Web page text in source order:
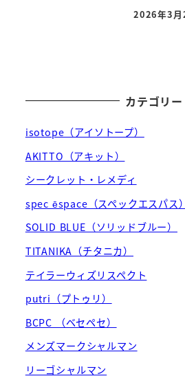
投稿日
2026年3月
カテゴリー
isotope（アイソトープ）
AKITTO（アキット）
シークレット・レメディ
spec ēspace（スペックエスパス）
SOLID BLUE（ソリッドブルー）
TITANIKA（チタニカ）
テイラーウィズリスペクト
putri（プトゥリ）
BCPC （ベセペセ）
メンズマークシャルマン
リーゴシャルマン